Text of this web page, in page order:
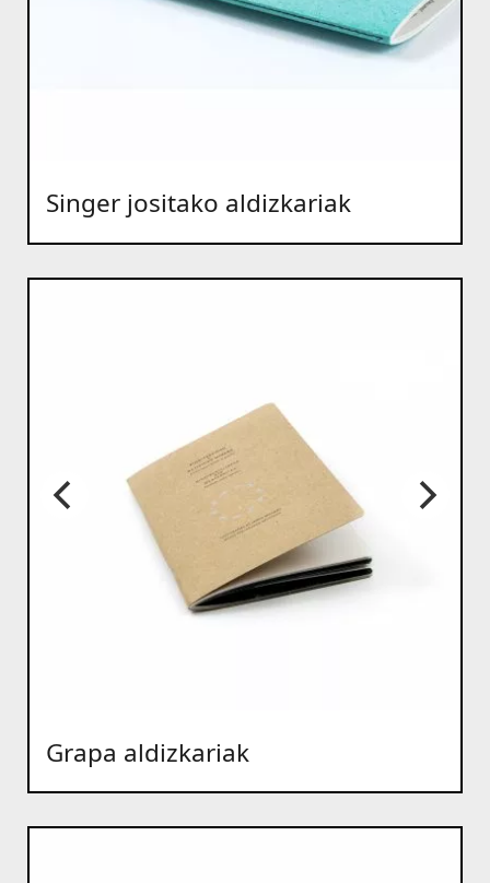
Singer jositako aldizkariak
Grapa aldizkariak